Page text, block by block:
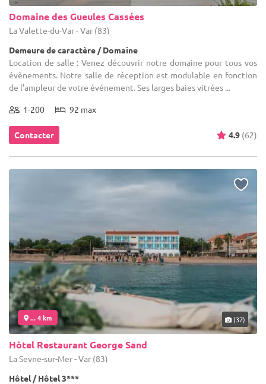
Domaine des Gueules Cassées
La Valette-du-Var - Var (83)
Demeure de caractère / Domaine
Location de salle : Venez découvrir notre domaine pour tous vos
évènements. Notre salle de réception est modulable en fonction
de l'ampleur de votre événement. Ses larges baies vitrées ...
1-200 92 max
Contacter 4.9 (62)
... 4 km (37)
Hôtel Restaurant George Sand
La Seyne-sur-Mer - Var (83)
Hôtel / Hôtel 3***